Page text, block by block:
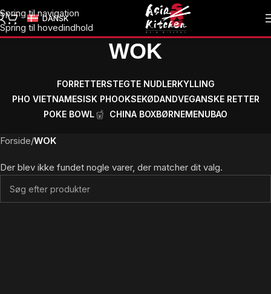
Spring til navigation
Spring til hovedindhold
DANSK
WOK
FORRETTERSTEGTE NUDLERKYLLING
PHO VIETNAMESISK PHOOKSEKØDANDVEGANSKE RETTER
POKE BOWL
CHINA BOXBØRNEMENUBAO
Forside/WOK
Der blev ikke fundet nogle varer, der matcher dit valg.